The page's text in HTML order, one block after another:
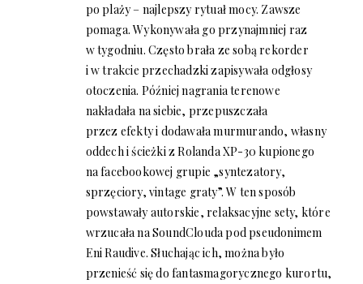
po plaży – najlepszy rytuał mocy. Zawsze
pomaga. Wykonywała go przynajmniej raz
w tygodniu. Często brała ze sobą rekorder
i w trakcie przechadzki zapisywała odgłosy
otoczenia. Później nagrania terenowe
nakładała na siebie, przepuszczała
przez efekty i dodawała murmurando, własny
oddech i ścieżki z Rolanda XP-30 kupionego
na facebookowej grupie „syntezatory,
sprzęciory, vintage graty”. W ten sposób
powstawały autorskie, relaksacyjne sety, które
wrzucała na SoundClouda pod pseudonimem
Eni Raudive. Słuchając ich, można było
przenieść się do fantasmagorycznego kurortu,